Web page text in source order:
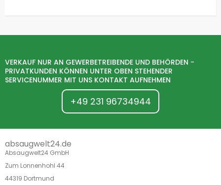
VERKAUF NUR AN GEWERBETREIBENDE UND BEHÖRDEN -
PRIVATKUNDEN KÖNNEN UNTER OBEN STEHENDER
SERVICENUMMER MIT UNS KONTAKT AUFNEHMEN
+49 231 96734944
absaugwelt24.de
Absaugwelt24 GmbH
Zum Lonnenhohl 44
44319 Dortmund